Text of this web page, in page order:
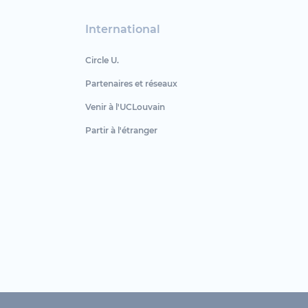
International
Circle U.
Partenaires et réseaux
Venir à l'UCLouvain
Partir à l'étranger